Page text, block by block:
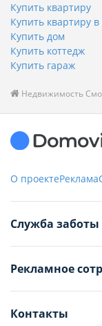
Купить квартиру
Купить квартиру
Купить дом
Купить коттедж
Купить гараж
Недвижимость
О проектеРеклама
Служба заботы
+375 33 376-13-70
Рекламное
kb@domovita.by
Контакты